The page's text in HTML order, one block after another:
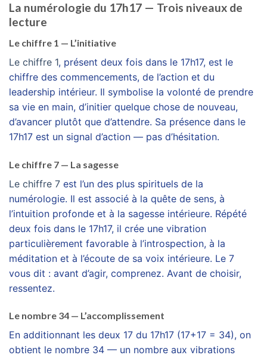
La numérologie du 17h17 — Trois niveaux de
lecture
Le chiffre 1 — L’initiative
Le chiffre 1, présent deux fois dans le 17h17, est le
chiffre des commencements, de l’action et du
leadership intérieur. Il symbolise la volonté de prendre
sa vie en main, d’initier quelque chose de nouveau,
d’avancer plutôt que d’attendre. Sa présence dans le
17h17 est un signal d’action — pas d’hésitation.
Le chiffre 7 — La sagesse
Le chiffre 7 est l’un des plus spirituels de la
numérologie. Il est associé à la quête de sens, à
l’intuition profonde et à la sagesse intérieure. Répété
deux fois dans le 17h17, il crée une vibration
particulièrement favorable à l’introspection, à la
méditation et à l’écoute de sa voix intérieure. Le 7
vous dit : avant d’agir, comprenez. Avant de choisir,
ressentez.
Le nombre 34 — L’accomplissement
En additionnant les deux 17 du 17h17 (17+17 = 34), on
obtient le nombre 34 — un nombre aux vibrations